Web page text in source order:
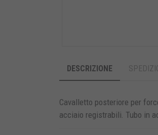
DESCRIZIONE
Cavalletto posteriore per
acciaio registrabili. Tubo in